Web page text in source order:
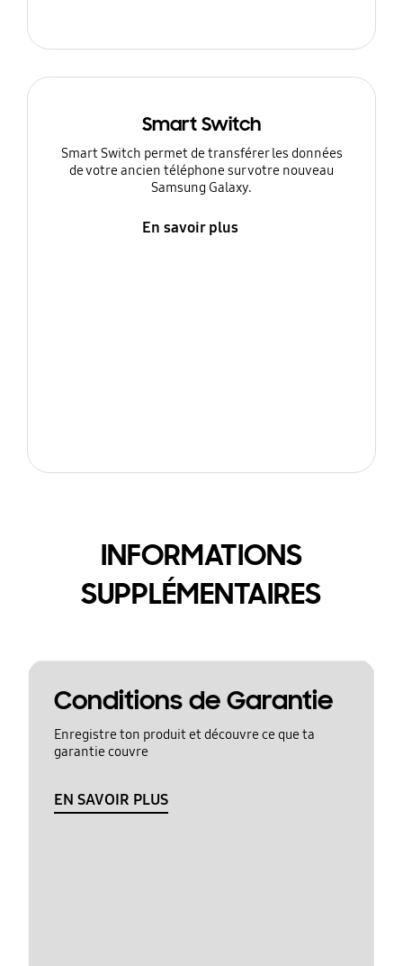
Smart Switch
Smart Switch permet de transférer les données
de votre ancien téléphone sur votre nouveau
Samsung Galaxy.
En savoir plus
INFORMATIONS
SUPPLÉMENTAIRES
Conditions de Garantie
Enregistre ton produit et découvre ce que ta
garantie couvre
EN SAVOIR PLUS